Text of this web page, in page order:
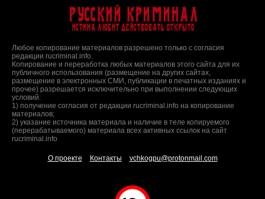
Русский Криминал
Истина любит действовать открыто
Любое копирование материалов разрешено только с согласия
редакции rucriminal.info.
Копирование и переработка любых материалов этого сайта для их
публичного использования (размещение на других сайтах,
размещение в электронных СМИ, публикации в печатных изданиях и
прочее) разрешается исключительно при выполнении следующих
условий:
1) получение согласия от редакции rucriminal.info на копирование
материалов;
2) указание источника материала и наличие в теле копируемого
(перерабатываемого) материала всех активных ссылок на сайт
rucriminal.info
О проекте Контакты vchkogpu@protonmail.com